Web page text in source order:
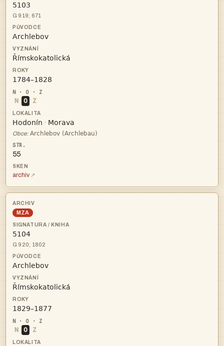

G 919; 671



N O Z
 · 
Obce: 
55
archiv
MZA

G 920; 1802



N O Z